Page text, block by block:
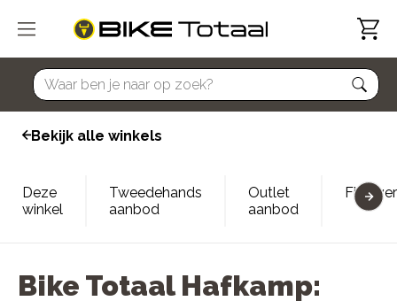
home
Bekijk alle winkels
Deze
winkel
Tweedehands
aanbod
Outlet
aanbod
Bike Totaal Hafkamp: